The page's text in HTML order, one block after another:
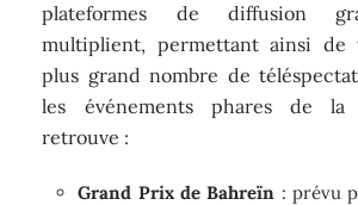
plateformes de diffusion
multiplient, permettant ainsi de
plus grand nombre de
les événements phares de la
retrouve :
Grand Prix de Bahreïn : prévu